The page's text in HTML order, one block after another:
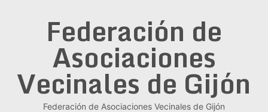
Federación de
Asociaciones
Vecinales de Gijón
Federación de Asociaciones Vecinales de Gijón